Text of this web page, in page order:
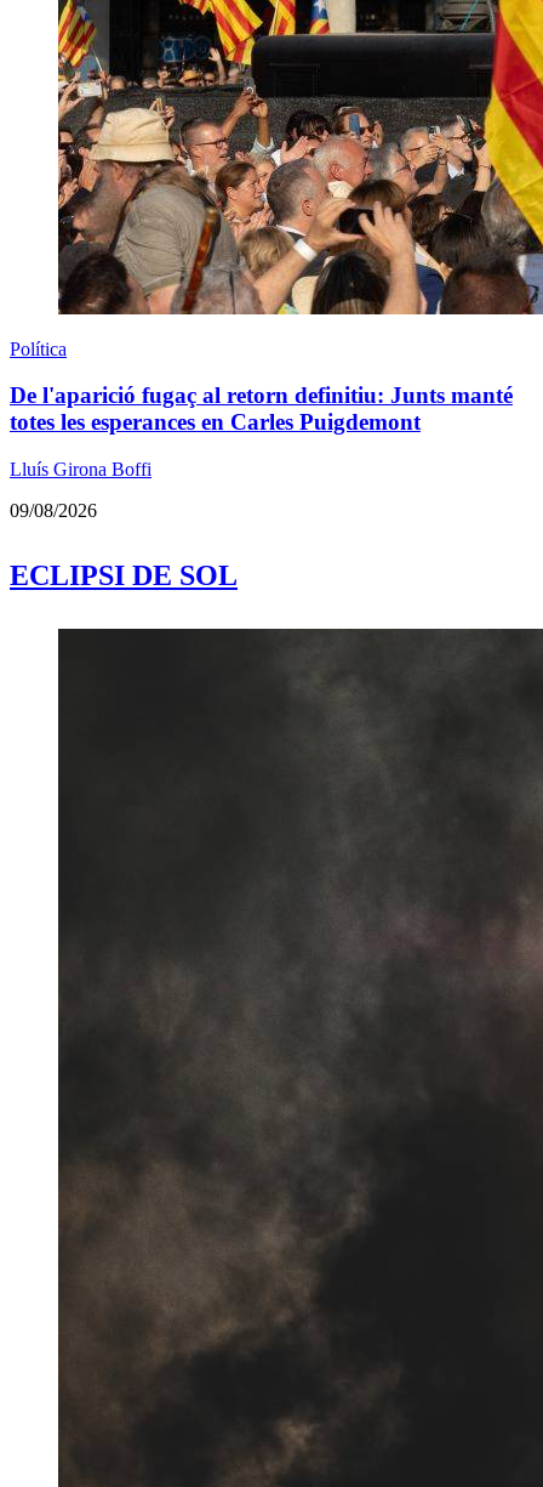
Política
De l'aparició fugaç al retorn definitiu: Junts manté
totes les esperances en Carles Puigdemont
Lluís Girona Boffi
09/08/2026
ECLIPSI DE SOL